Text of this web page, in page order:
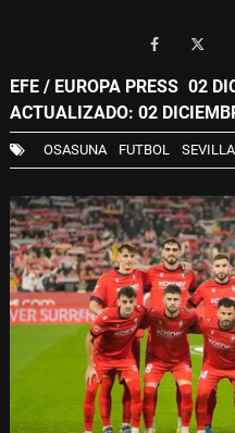
EFE / EUROPA PRESS 02
ACTUALIZADO: 02
OSASUNA FUTBOL SEVILLA